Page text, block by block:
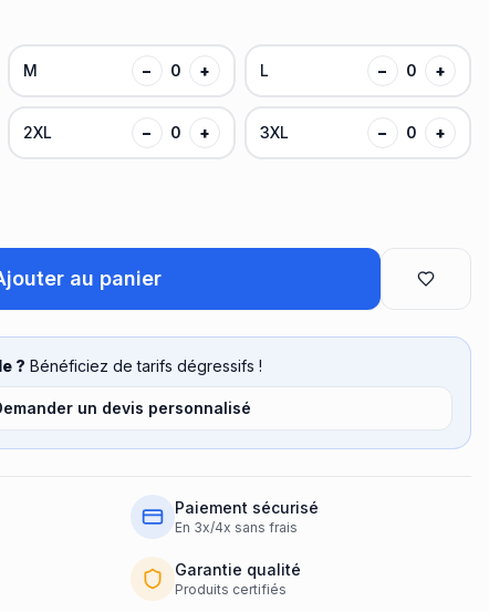
M − 0 + L − 0 +
2XL − 0 + 3XL − 0 +
au panier
? Bénéficiez de tarifs dégressifs !
un devis personnalisé
Paiement sécurisé
En 3x/4x sans frais
Garantie qualité
Produits certifiés